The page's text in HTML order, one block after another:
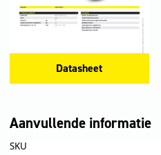
Datasheet
Aanvullende informatie
SKU